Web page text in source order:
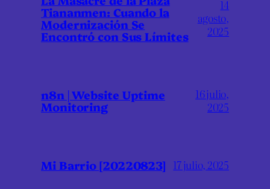
Tiananmen: Cuando la
Modernización Se
Encontró con Sus Límites
14
agosto,
2025
n8n | Website Uptime
Monitoring
16 julio,
2025
Mi Barrio [20220823] 17 julio, 2025